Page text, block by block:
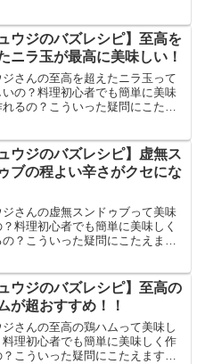
めています。油揚げがパリッとし
味噌マヨソースがめっちゃ美味し
ュウジのバズレシピ】至高を
ニラ玉が最高に美味しい！
ジさんの至高を超えたニラ玉って
いの？料理初心者でも簡単に美味
れるの？こういった疑問にこたえ
す。卵とニラの香ばしさがすごく
止まらない美味しさ！
ュウジのバズレシピ】虚無ス
ブの程よい辛さがクセにな
ジさんの虚無スンドゥブって美味
？料理初心者でも簡単に美味しく
？こういった疑問にこたえま
汁が効いてて、程よい辛さがクセ
、冬にぴったりのレシピ！
ュウジのバズレシピ】至高の
が超おすすめ！！
ジさんの至高の鶏ハムって美味し
料理初心者でも簡単に美味しく作
こういった疑問にこたえますこ